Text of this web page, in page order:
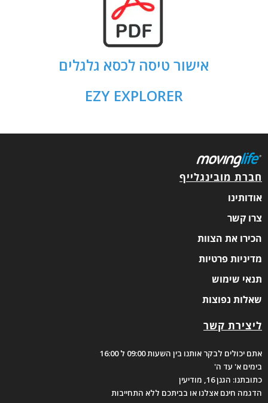
אישור טיסה לכסא גלגלים
EZY EXPLORER
חברת מובינגלייף
אודותינו
צרו קשר
הכירו את הצוות
מדיניות פרטיות
תנאי שימוש
שאלות נפוצות
ליצירת קשר
אתם יכולים לבקר אותנו בין השעות 09:00 ל 16:00
בימים א' עד ה'
כתובתנו: הגנן 16, מודיעין
הדגמה חינם אצלנו או בביתכם ללא התחייבות